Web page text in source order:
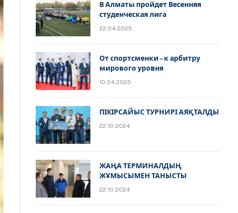
В Алматы пройдет Весенняя
студенческая лига
22.04.2025
От спортсменки – к арбитру
мирового уровня
10.04.2025
ПІКІРСАЙЫС ТУРНИРІ АЯҚТАЛДЫ
22.10.2024
ЖАҢА ТЕРМИНАЛДЫҢ
ЖҰМЫСЫМЕН ТАНЫСТЫ
22.10.2024